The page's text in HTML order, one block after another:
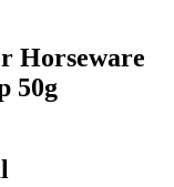
Horseware
50g